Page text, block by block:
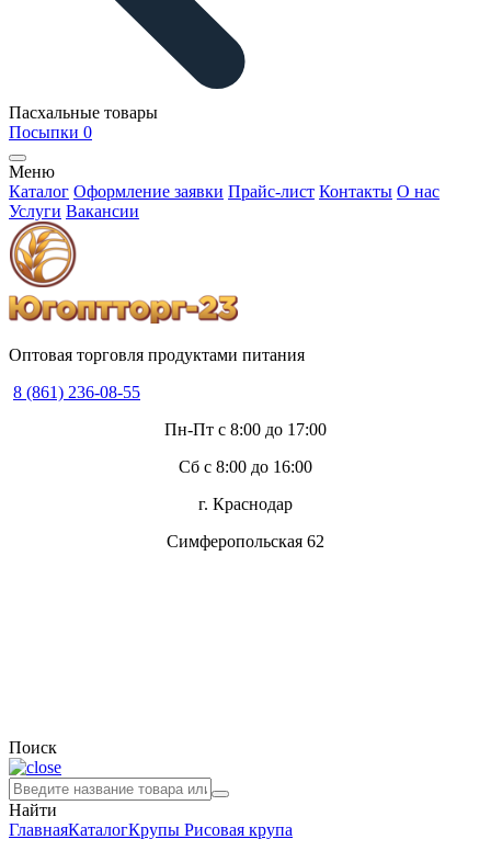
Пасхальные товары
Посыпки 0
Меню
Каталог Оформление заявки Прайс-лист Контакты О нас
Услуги Вакансии
Оптовая торговля продуктами питания
8 (861) 236-08-55
Пн-Пт с 8:00 до 17:00
Сб с 8:00 до 16:00
г. Краснодар
Симферопольская 62
Поиск
Найти
ГлавнаяКаталогКрупы Рисовая крупа